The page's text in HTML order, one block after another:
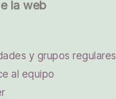
la web
y grupos regulares
al equipo